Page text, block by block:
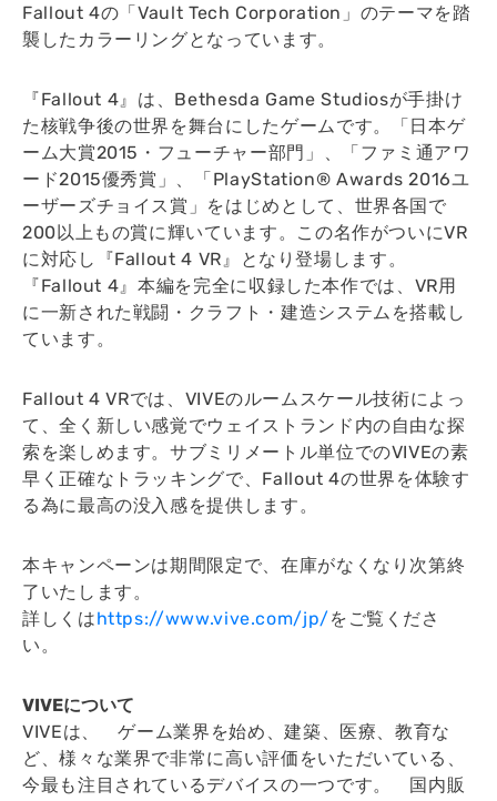
Fallout 4の「Vault Tech Corporation」のテーマを踏
襲したカラーリングとなっています。
『Fallout 4』は、Bethesda Game Studiosが手掛け
た核戦争後の世界を舞台にしたゲームです。「日本ゲ
ーム大賞2015・フューチャー部門」、「ファミ通アワ
ード2015優秀賞」、「PlayStation® Awards 2016ユ
ーザーズチョイス賞」をはじめとして、世界各国で
200以上もの賞に輝いています。この名作がついにVR
に対応し『Fallout 4 VR』となり登場します。
『Fallout 4』本編を完全に収録した本作では、VR用
に一新された戦闘・クラフト・建造システムを搭載し
ています。
Fallout 4 VRでは、VIVEのルームスケール技術によっ
て、全く新しい感覚でウェイストランド内の自由な探
索を楽しめます。サブミリメートル単位でのVIVEの素
早く正確なトラッキングで、Fallout 4の世界を体験す
る為に最高の没入感を提供します。
本キャンペーンは期間限定で、在庫がなくなり次第終
了いたします。
詳しくはhttps://www.vive.com/jp/をご覧くださ
い。
VIVEについて
VIVEは、 ゲーム業界を始め、建築、医療、教育な
ど、様々な業界で非常に高い評価をいただいている、
今最も注目されているデバイスの一つです。 国内販